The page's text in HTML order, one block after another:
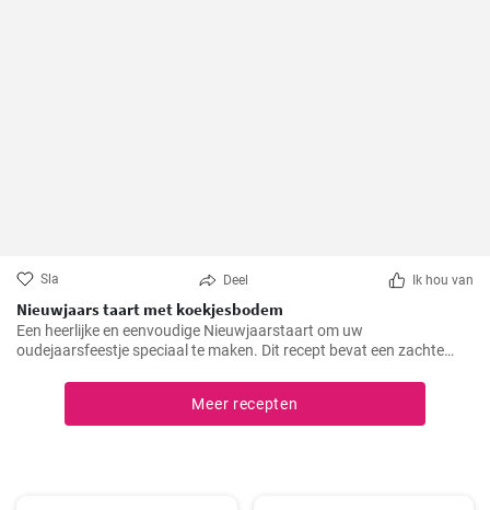
Sla Deel Ik hou van
Nieuwjaars taart met koekjesbodem
Een heerlijke en eenvoudige Nieuwjaarstaart om uw
oudejaarsfeestje speciaal te maken. Dit recept bevat een zachte
perfecte afsluiting voor uw oudejaarsmenu!
Meer recepten